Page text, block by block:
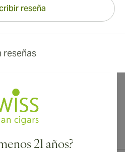
reseña
reseñas
21 años?